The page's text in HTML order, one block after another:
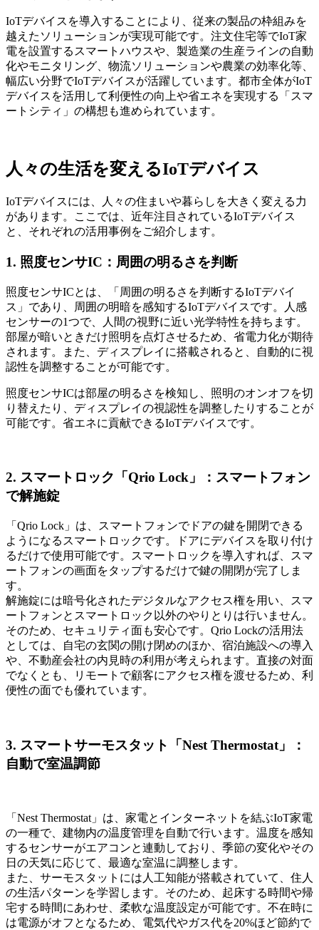
IoTデバイスを導入することにより、従来の製品の枠組みを
越えたソリューションが実現可能です。注文住宅等でIoT家
電を設置するスマートハウスや、製造業の生産ラインの自動
化やモニタリング、物流ソリューションや農業の効率化等、
幅広い分野でIoTデバイスが活躍しています。都市全体がIoT
デバイスを活用して利便性の向上や省エネを実現する「スマ
ートシティ」の構想も進められています。
人々の生活を変えるIoTデバイス
IoTデバイスには、人々の住まいや暮らしを大きく変える力
があります。ここでは、近年注目されているIoTデバイス
と、それぞれの活用事例をご紹介します。
1. 照度センサIC：周囲の明るさを判断
照度センサICとは、「周囲の明るさを判断するIoTデバイ
ス」であり、周囲の明暗を感知するIoTデバイスです。人感
センサーの1つで、人間の視野に近い光学特性を持ちます。
部屋が暗いときだけ照明を点灯させるため、省電力化が期待
されます。また、ディスプレイに搭載されると、自動的に視
認性を調整することが可能です。
照度センサICは部屋の明るさを検知し、照明のオンオフを切
り替えたり、ディスプレイの視認性を調整したりすることが
可能です。省エネに貢献できるIoTデバイスです。
2. スマートロック「Qrio Lock」：スマートフォン
で解施錠
「Qrio Lock」は、スマートフォンでドアの鍵を開閉できる
ようになるスマートロックです。ドアにデバイスを取り付け
るだけで使用可能です。スマートロックを導入すれば、スマ
ートフォンの画面をタップするだけで鍵の開閉が完了しま
す。
解施錠には暗号化されたデジタルなアクセス権を用い、スマ
ートフォンとスマートロック以外のやりとりは行いません。
そのため、セキュリティ面も安心です。Qrio Lockの活用法
としては、自宅の玄関の開け閉めのほか、宿泊施設への導入
や、不動産会社の内見時の利用が考えられます。直接の対面
でなくとも、リモートで顧客にアクセス権を渡せるため、利
便性の面でも優れています。
3. スマートサーモスタット「Nest Thermostat」：
自動で室温調節
「Nest Thermostat」は、家電とインターネットを結ぶIoT家電
の一種で、建物内の温度管理を自動で行います。温度を感知
するセンサーがエアコンと連動しており、季節の変化やその
日の天気に応じて、最適な室温に調整します。
また、サーモスタットには人工知能が搭載されていて、住人
の生活パターンを学習します。そのため、起床する時間や帰
宅する時間にあわせ、柔軟な温度設定が可能です。不在時に
は電源がオフとなるため、電気代やガス代を20%ほど節約で